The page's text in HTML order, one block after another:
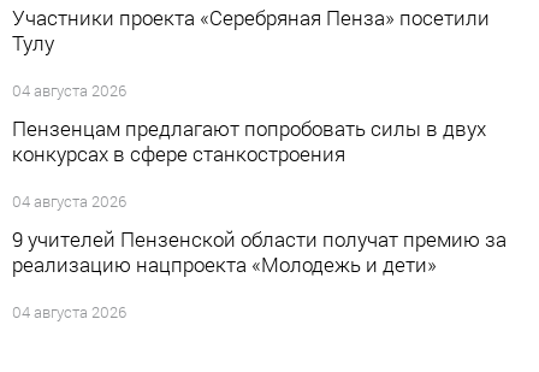
Участники проекта «Серебряная Пенза» посетили
Тулу
04 августа 2026
Пензенцам предлагают попробовать силы в двух
конкурсах в сфере станкостроения
04 августа 2026
9 учителей Пензенской области получат премию за
реализацию нацпроекта «Молодежь и дети»
04 августа 2026